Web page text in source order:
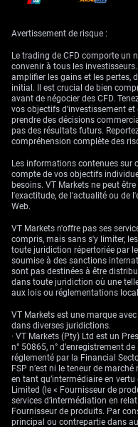
Marchés
tendus et
trading
Les données du marché
rapport hebdomadaire de l’AIE
déstockage mondial de plus
confirme que le trafic de
augmenté de 400 %, ajoutant
cauchemar logistique
l’offre livrable, en particulier
La situation rappelle
le déficit d’offre actuel est
les contrats à terme sur le
quelques mois avant de
dessiner aujourd’hui, la
été suffisante pour
Nous conserverons donc un
suivons de près des données
demande hebdomadaire
industrielle, afin de détecter
récession mondiale
ces preuves n’apparaissent
considéré comme une
La courbe des contrats à
extrême, les échéances du
significative par rapport aux
traduit une ruée désespérée
Avertissement de risque :
Le trading de CFD comporte un
convenir à tous les
amplifier les gains et les pertes,
initial. Il est crucial de bien
avant de négocier des CFD.
vos objectifs d’investissement
prendre des décisions
pas des résultats futurs.
compréhension complète des
Les informations contenues sur
compte de vos objectifs
besoins. VT Markets ne peut
l'exactitude, de l'actualité ou de
Web.
VT Markets n'offre pas ses
compris, mais sans s'y limiter,
toute juridiction répertoriée par
soumise à des sanctions
sont pas destinées à être
dans toute juridiction où une
aux lois ou réglementations
VT Markets est une marque
dans diverses juridictions.
· VT Markets (Pty) Ltd est un
n° 50865, n° d’enregistrement
réglementé par la Financial
FSP n’est ni le teneur de
en tant qu’intermédiaire en
Limited (le « Fournisseur de
services d’intermédiation en
Fournisseur de produits. Par
principal ou contrepartie dans